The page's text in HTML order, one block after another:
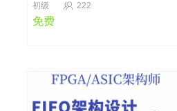
初级 222
免费